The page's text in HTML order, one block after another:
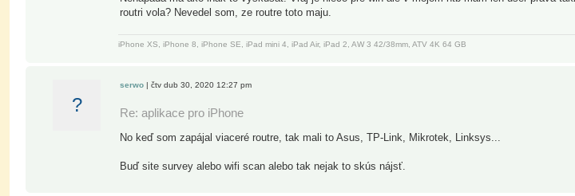
routri vola? Nevedel som, ze routre toto maju.
iPhone XS, iPhone 8, iPhone SE, iPad mini 4, iPad Air, iPad 2, AW 3 42/38mm, ATV 4K 64 GB
?
serwo | čtv dub 30, 2020 12:27 pm
Re: aplikace pro iPhone
No keď som zapájal viaceré routre, tak mali to Asus, TP-Link, Mikrotek, Linksys...
Buď site survey alebo wifi scan alebo tak nejak to skús nájsť.